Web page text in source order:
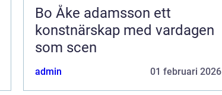
Bo Åke adamsson ett
konstnärskap med vardagen
som scen
admin 01 februari 2026